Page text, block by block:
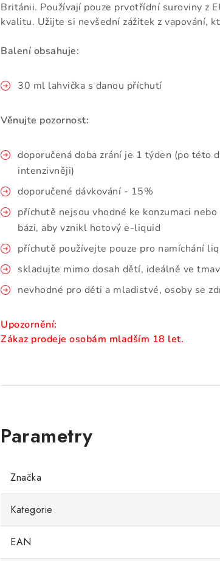
Británii. Používají pouze prvotřídní suroviny z
kvalitu. Užijte si nevšední zážitek z vapování,
Balení obsahuje:
30 ml lahvička s danou příchutí
Věnujte pozornost:
doporučená doba zrání je 1 týden (po této
intenzivněji)
doporučené dávkování - 15%
příchutě nejsou vhodné ke konzumaci
bázi, aby vznikl hotový e-liquid
příchutě používejte pouze pro namíchání
skladujte mimo dosah dětí, ideálně ve
nevhodné pro děti a mladistvé, osoby se
Upozornění:
Zákaz prodeje osobám mladším 18 let.
Značka
Kategorie
EAN